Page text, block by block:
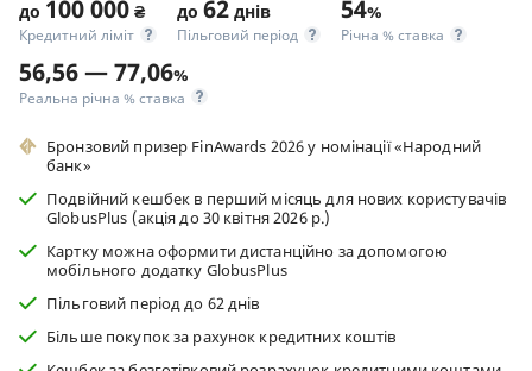
до 100 000 ₴
Кредитний ліміт
до 62 днів
Пільговий період
54%
Річна % ставка
56,56 — 77,06%
Реальна річна % ставка
Бронзовий призер FinAwards 2026 у номінації «Народний
банк»
Подвійний кешбек в перший місяць для нових користувачів
GlobusPlus (акція до 30 квітня 2026 р.)
Картку можна оформити дистанційно за допомогою
мобільного додатку GlobusPlus
Пільговий період до 62 днів
Більше покупок за рахунок кредитних коштів